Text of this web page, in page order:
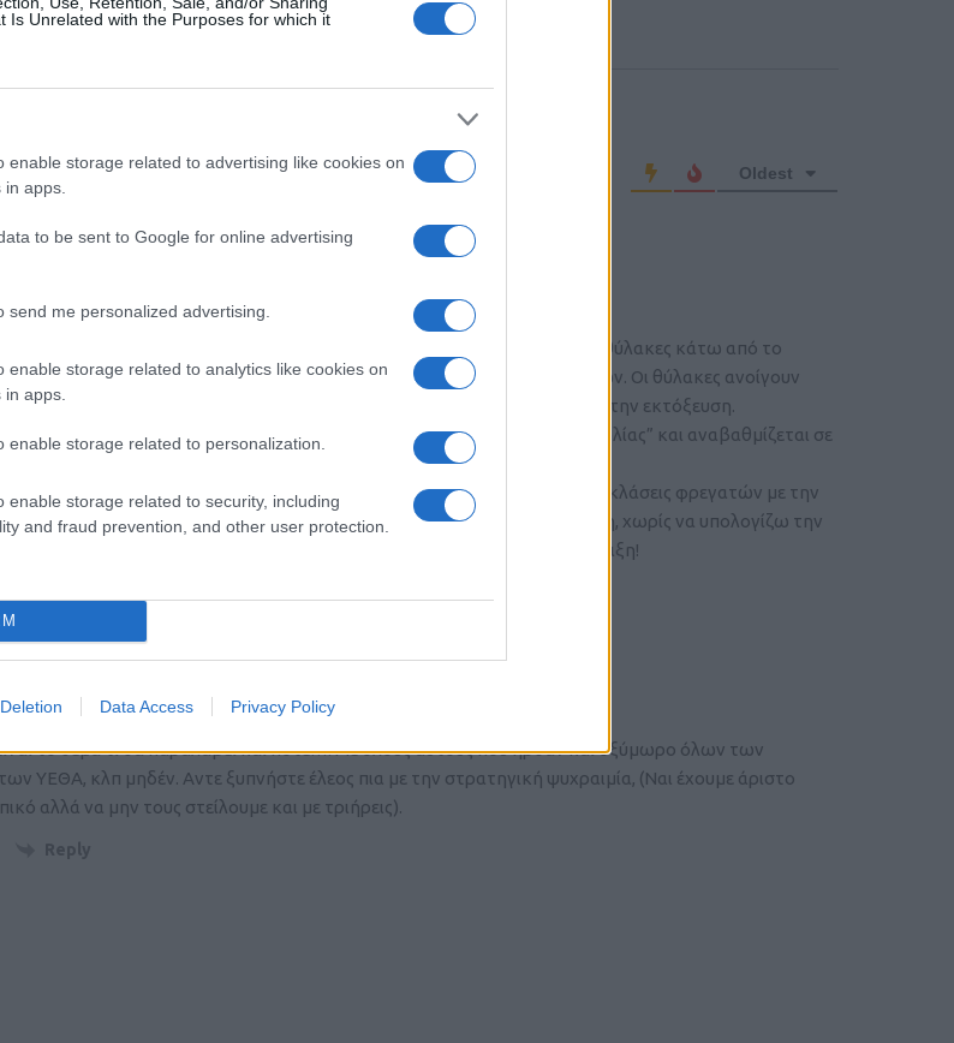
Is Unrelated with the Purposes for which it
enable storage related to advertising like cookies on
apps.
to be sent to Google for online advertising
send me personalized advertising.
enable storage related to analytics like cookies on
apps.
enable storage related to personalization.
enable storage related to security, including
and fraud prevention, and other user protection.
Data Access Privacy Policy
Oldest
κατασκευή.
υπό κλίμακα είδα να περιλαμβάνονται πύραυλοι antiship, σε ειδικούς θύλακες κάτω από το
της πρύμνης, προφανώς για βελτίωση των stealth χαρακτηριστικών. Οι θύλακες ανοίγουν
του Φ 35 και οι πύραυλοι έρχονται σε κάθετη θέση με μηχανισμό πριν την εκτόξευση.
επίσης προκύπτει, είναι πως η σειρά αυτή σχεδιάστηκε για “πλοία περιπολίας” και αναβαθμίζεται σε
να λέμε για τις υπαρκτές καθυστερήσεις, οι Ρώσοι έχουν αυτή τη στιγμή 2 κλάσεις φρεγατών με την
σε εξέλιξη, 2 τύπους κορβετών και μια ακόμα σε προχωρημένη εξέλιξη, χωρίς να υπολογίζω την
άρθρου, καθώς και 1 βαρύ αντιτορπιλικό, επίσης σε προχωρημένη εξέλιξη!
28 Μαΐου 2019 05:43
το θέμα τι θα παραλάβει και πότε…. Με όλους αυτούς που ήρθαν και οξύμωρο όλων των
ΥΕΘΑ, κλπ μηδέν. Αντε ξυπνήστε έλεος πια με την στρατηγική ψυχραιμία, (Ναι έχουμε άριστο
αλλά να μην τους στείλουμε και με τριήρεις).
Reply